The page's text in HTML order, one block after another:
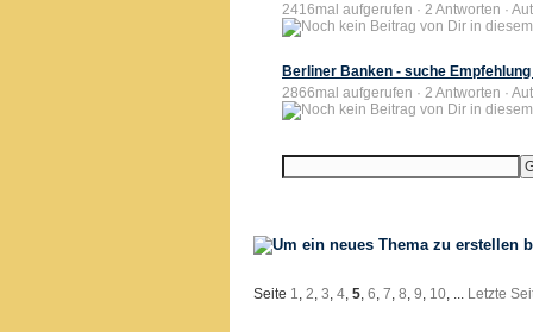
2416mal aufgerufen · 2 Antworten ·
Berliner Banken - suche
2866mal aufgerufen · 2 Antworten ·
Seite 1, 2, 3, 4, 5, 6, 7, 8, 9, 10, ... Letzte